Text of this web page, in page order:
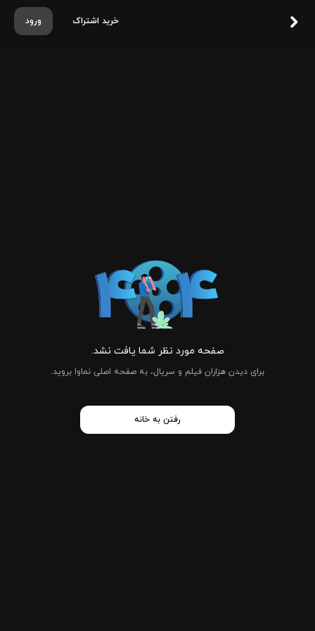
ورود خرید اشتراک
صفحه مورد نظر شما یافت نشد.
برای دیدن هزاران فیلم و سریال، به صفحه اصلی نماوا بروید.
رفتن به خانه